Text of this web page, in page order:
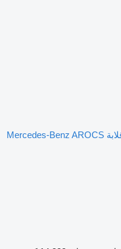
شاحنة قلابة Mercedes-Benz AROCS